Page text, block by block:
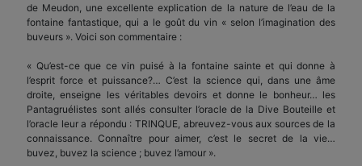
de Meudon, une excellente explication de la nature de l’eau de la
fontaine fantastique, qui a le goût du vin « selon l’imagination des
buveurs ». Voici son commentaire :
« Qu’est-ce que ce vin puisé à la fontaine sainte et qui donne à
l’esprit force et puissance?… C’est la science qui, dans une âme
droite, enseigne les véritables devoirs et donne le bonheur… les
Pantagruélistes sont allés consulter l’oracle de la Dive Bouteille et
l’oracle leur a répondu : TRINQUE, abreuvez-vous aux sources de la
connaissance. Connaître pour aimer, c’est le secret de la vie…
buvez, buvez la science ; buvez l’amour ».